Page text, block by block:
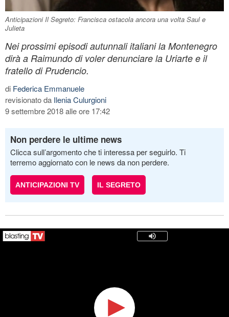
Anticipazioni Il Segreto: Francisca ostacola ancora una volta Saul e
Julieta
Nei prossimi episodi autunnali italiani la Montenegro
dirà a Raimundo di voler denunciare la Uriarte e il
fratello di Prudencio.
di Federica Emmanuele
revisionato da Ilenia Culurgioni
9 settembre 2018 alle ore 17:42
Non perdere le ultime news
Clicca sull’argomento che ti interessa per seguirlo. Ti
terremo aggiornato con le news da non perdere.
ANTICIPAZIONI TV IL SEGRETO